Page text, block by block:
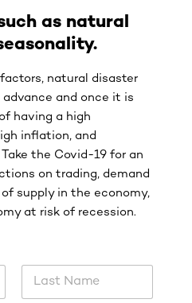
as natural
natural disaster
and once it is
having a high
inflation, and
the Covid-19 for an
on trading, demand
supply in the economy,
at risk of recession.